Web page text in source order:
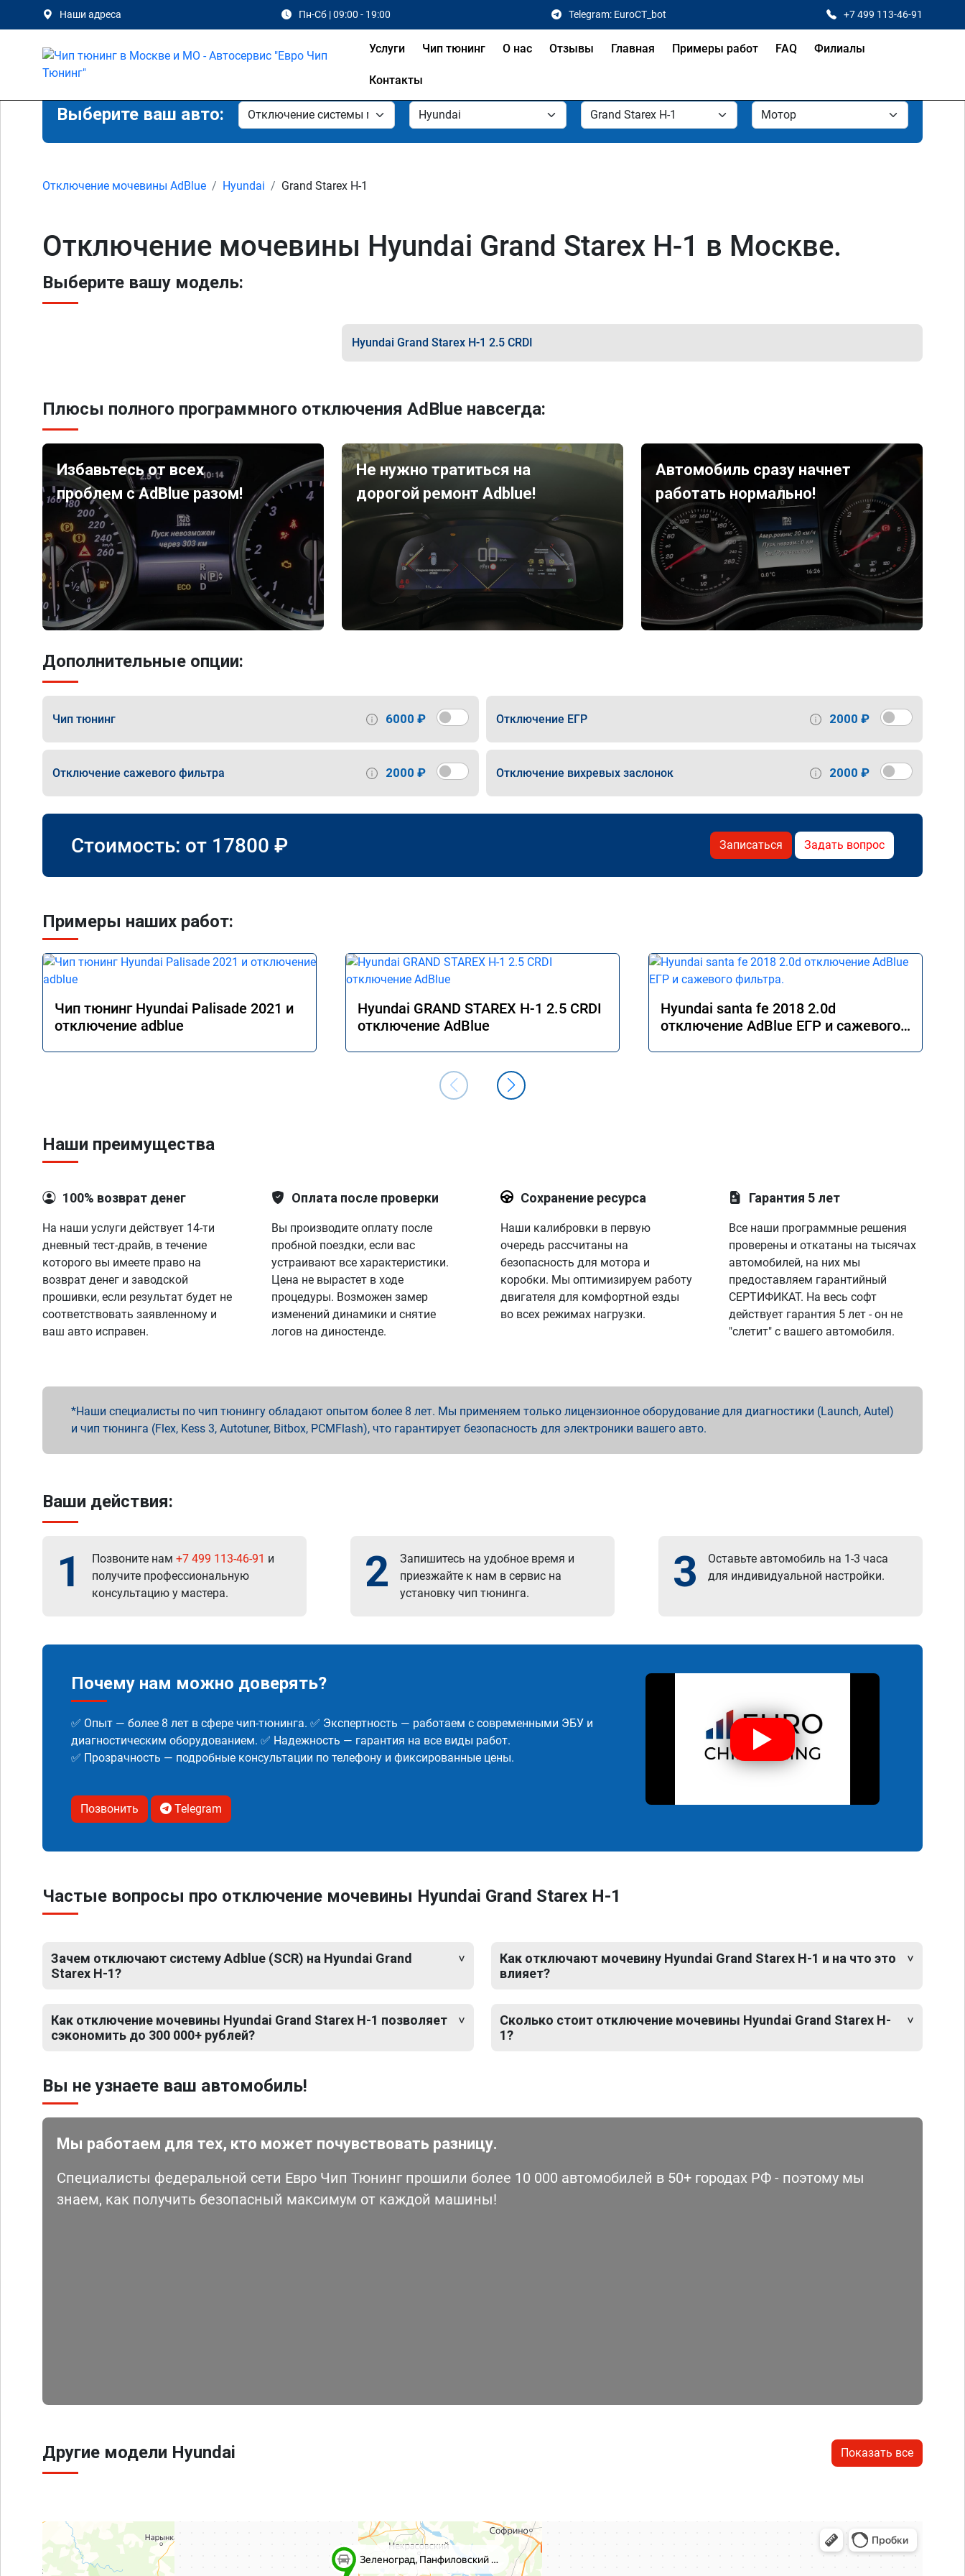
Наши адреса Пн-Сб | 09:00 - 19:00 Telegram: EuroCT_bot +7 499 113-46-91
Услуги Чип тюнинг О нас Отзывы Главная Примеры работ FAQ Филиалы
Контакты
Выберите ваш авто:
Отключение мочевины AdBlue Hyundai Grand Starex H-1
Отключение мочевины Hyundai Grand Starex H-1 в Москве.
Выберите вашу модель:
Hyundai Grand Starex H-1 2.5 CRDI
Плюсы полного программного отключения AdBlue навсегда:
Избавьтесь от всех
проблем с AdBlue разом!
Не нужно тратиться на
дорогой ремонт Adblue!
Автомобиль сразу начнет
работать нормально!
Дополнительные опции:
Чип тюнинг 6000 ₽ Отключение ЕГР 2000 ₽
Отключение сажевого фильтра 2000 ₽ Отключение вихревых заслонок 2000 ₽
Стоимость: от 17800 ₽ Записаться Задать вопрос
Примеры наших работ:
Чип тюнинг Hyundai Palisade 2021 и
отключение adblue
Hyundai GRAND STAREX H-1 2.5 CRDI
отключение AdBlue
Hyundai santa fe 2018 2.0d
отключение AdBlue ЕГР и сажевого
Наши преимущества
100% возврат денег
На наши услуги действует 14-ти
дневный тест-драйв, в течение
которого вы имеете право на
возврат денег и заводской
прошивки, если результат будет не
соответствовать заявленному и
ваш авто исправен.
Оплата после проверки
Вы производите оплату после
пробной поездки, если вас
устраивают все характеристики.
Цена не вырастет в ходе
процедуры. Возможен замер
изменений динамики и снятие
логов на диностенде.
Сохранение ресурса
Наши калибровки в первую
очередь рассчитаны на
безопасность для мотора и
коробки. Мы оптимизируем работу
двигателя для комфортной езды
во всех режимах нагрузки.
Гарантия 5 лет
Все наши программные решения
проверены и откатаны на тысячах
автомобилей, на них мы
предоставляем гарантийный
СЕРТИФИКАТ. На весь софт
действует гарантия 5 лет - он не
"слетит" с вашего автомобиля.
Наши специалисты по чип тюнингу обладают опытом более 8 лет. Мы применяем только лицензионное оборудование для диагностики (Launch, Autel)
и чип тюнинга (Flex, Kess 3, Autotuner, Bitbox, PCMFlash), что гарантирует безопасность для электроники вашего авто.
Ваши действия:
1 Позвоните нам +7 499 113-46-91 и
получите профессиональную
консультацию у мастера.
2
Запишитесь на удобное время и
приезжайте к нам в сервис на
установку чип тюнинга.
3
Оставьте автомобиль на 1-3 часа
для индивидуальной настройки.
Почему нам можно доверять?
✅ Опыт — более 8 лет в сфере чип-тюнинга. ✅ Экспертность — работаем с современными ЭБУ и
диагностическим оборудованием. ✅ Надежность — гарантия на все виды работ.
✅ Прозрачность — подробные консультации по телефону и фиксированные цены.
Позвонить Telegram
Частые вопросы про отключение мочевины Hyundai Grand Starex H-1
Зачем отключают систему Adblue (SCR) на Hyundai Grand
Starex H-1?
Как отключение мочевины Hyundai Grand Starex H-1 позволяет
сэкономить до 300 000+ рублей?
Как отключают мочевину Hyundai Grand Starex H-1 и на что это
влияет?
Сколько стоит отключение мочевины Hyundai Grand Starex H-
1?
Вы не узнаете ваш автомобиль!
Мы работаем для тех, кто может почувствовать разницу.
Специалисты федеральной сети Евро Чип Тюнинг прошили более 10 000 автомобилей в 50+ городах РФ - поэтому мы
знаем, как получить безопасный максимум от каждой машины!
Другие модели Hyundai Показать все